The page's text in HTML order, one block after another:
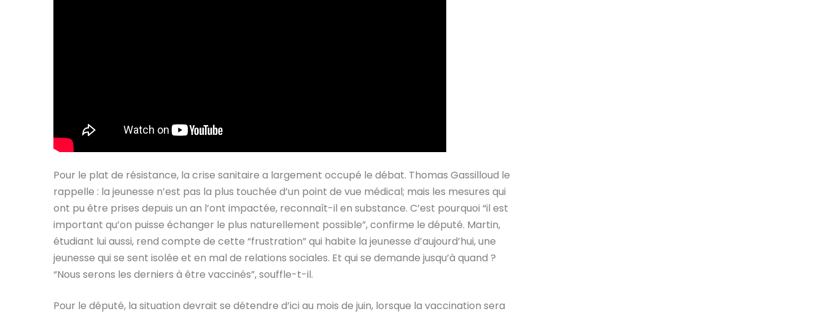
Pour le plat de résistance, la crise sanitaire a largement occupé le débat. Thomas Gassilloud le
rappelle : la jeunesse n’est pas la plus touchée d’un point de vue médical; mais les mesures qui
ont pu être prises depuis un an l’ont impactée, reconnaît-il en substance. C’est pourquoi “il est
important qu’on puisse échanger le plus naturellement possible”, confirme le député. Martin,
étudiant lui aussi, rend compte de cette “frustration” qui habite la jeunesse d’aujourd’hui, une
jeunesse qui se sent isolée et en mal de relations sociales. Et qui se demande jusqu’à quand ?
“Nous serons les derniers à être vaccinés”, souffle-t-il.
Pour le député, la situation devrait se détendre d’ici au mois de juin, lorsque la vaccination sera